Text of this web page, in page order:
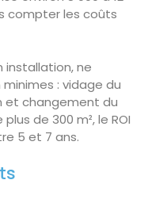
compter les coûts
installation, ne
: vidage du
et changement du
de 300 m², le ROI
5 et 7 ans.